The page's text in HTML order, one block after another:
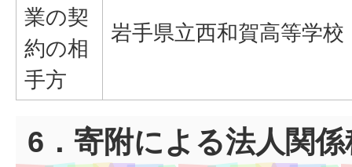
業の契
約の相
手方
岩手県立西和賀高等学校
6．寄附による法人関